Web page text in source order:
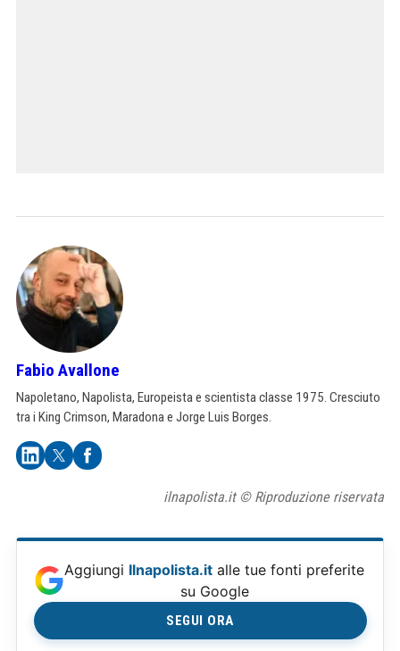
Fabio Avallone
Napoletano, Napolista, Europeista e scientista classe 1975. Cresciuto
tra i King Crimson, Maradona e Jorge Luis Borges.
ilnapolista.it © Riproduzione riservata
Aggiungi Ilnapolista.it alle tue fonti preferite
su Google
SEGUI ORA